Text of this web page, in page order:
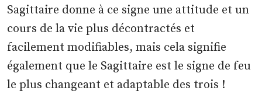
Sagittaire donne à ce signe une attitude et un
cours de la vie plus décontractés et
facilement modifiables, mais cela signifie
également que le Sagittaire est le signe de feu
le plus changeant et adaptable des trois !